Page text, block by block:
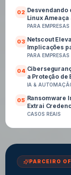
02 Desvendando
Linux
PARA EMPRESAS
03 Netscout
Implicações
Corporativa no
PARA EMPRESAS
04
a Proteção de
IA &
05 Ransomware
Extrai
CASOS REAIS
PARCEIRO